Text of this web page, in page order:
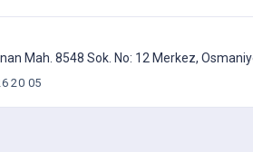
Mah. 8548 Sok. No: 12 Merkez,
20 05